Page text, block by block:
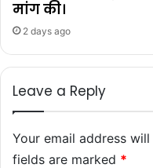
मांग की।
2 days ago
Leave a Reply
Your email address
fields are marked *